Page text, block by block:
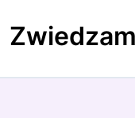
to
content